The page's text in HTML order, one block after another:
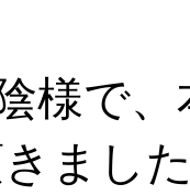
様で、
まし